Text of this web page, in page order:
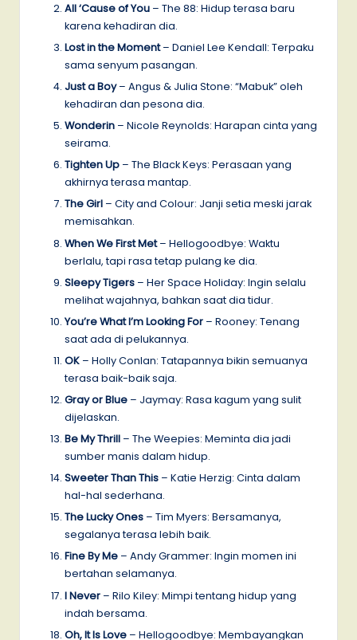
All ‘Cause of You – The 88: Hidup terasa baru
karena kehadiran dia.
Lost in the Moment– Daniel Lee Kendall: Terpaku
sama senyum pasangan.
Just a Boy– Angus & Julia Stone: “Mabuk” oleh
kehadiran dan pesona dia.
Wonderin – Nicole Reynolds: Harapan cinta yang
seirama.
Tighten Up – The Black Keys: Perasaan yang
akhirnya terasa mantap.
The Girl – City and Colour: Janji setia meski jarak
memisahkan.
When We First Met– Hellogoodbye: Waktu
berlalu, tapi rasa tetap pulang ke dia.
Sleepy Tigers – Her Space Holiday: Ingin selalu
melihat wajahnya, bahkan saat dia tidur.
You’re What I’m Looking For – Rooney: Tenang
saat ada di pelukannya.
OK – Holly Conlan: Tatapannya bikin semuanya
terasa baik-baik saja.
Gray or Blue – Jaymay: Rasa kagum yang sulit
dijelaskan.
Be My Thrill – The Weepies: Meminta dia jadi
sumber manis dalam hidup.
Sweeter Than This – Katie Herzig: Cinta dalam
hal-hal sederhana.
The Lucky Ones – Tim Myers: Bersamanya,
segalanya terasa lebih baik.
Fine By Me – Andy Grammer: Ingin momen ini
bertahan selamanya.
I Never – Rilo Kiley: Mimpi tentang hidup yang
indah bersama.
Oh, It Is Love – Hellogoodbye: Membayangkan